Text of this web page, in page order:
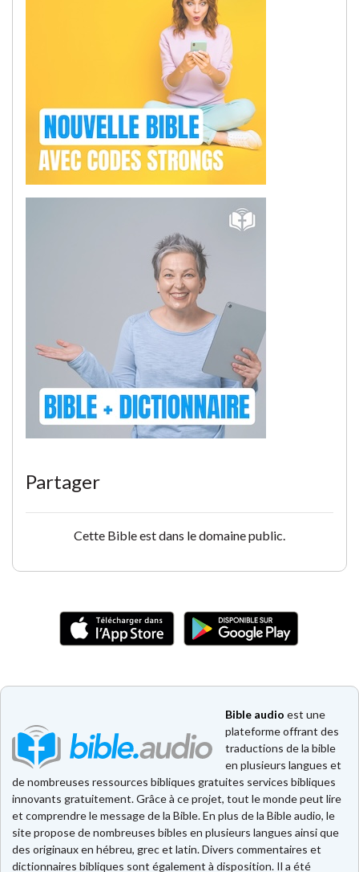
Partager
Cette Bible est dans le domaine public.
Bible audio est une
plateforme offrant des
traductions de la bible
en plusieurs langues et
de nombreuses ressources bibliques gratuites services bibliques
innovants gratuitement. Grâce à ce projet, tout le monde peut lire
et comprendre le message de la Bible. En plus de la Bible audio, le
site propose de nombreuses bibles en plusieurs langues ainsi que
des originaux en hébreu, grec et latin. Divers commentaires et
dictionnaires bibliques sont également à disposition. Il a été